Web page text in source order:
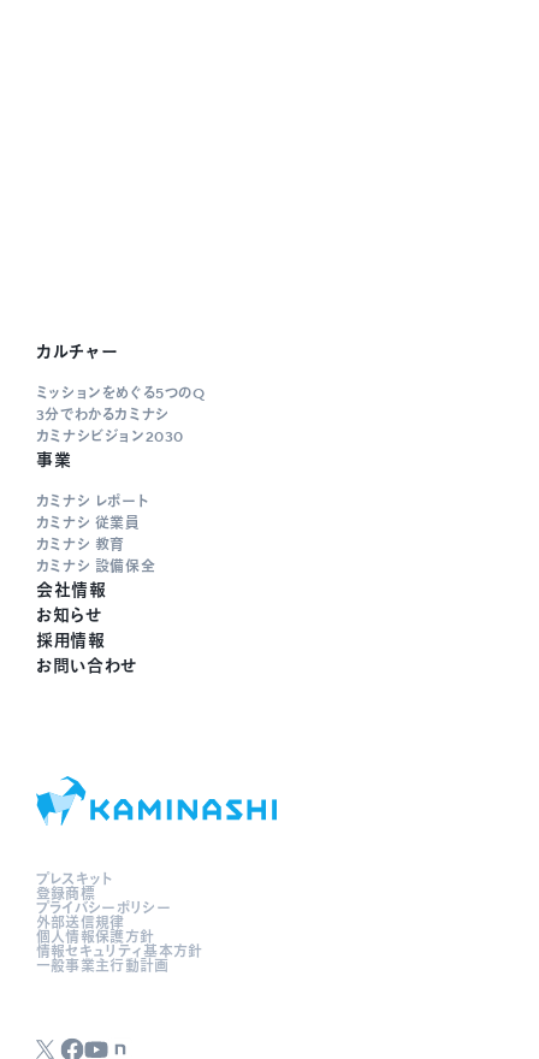
カルチャー
ミッションをめぐる5つのQ
3分でわかるカミナシ
カミナシビジョン2030
事業
カミナシ レポート
カミナシ 従業員
カミナシ 教育
カミナシ 設備保全
会社情報
お知らせ
採用情報
お問い合わせ
プレスキット
登録商標
プライバシーポリシー
外部送信規律
個人情報保護方針
情報セキュリティ基本方針
一般事業主行動計画